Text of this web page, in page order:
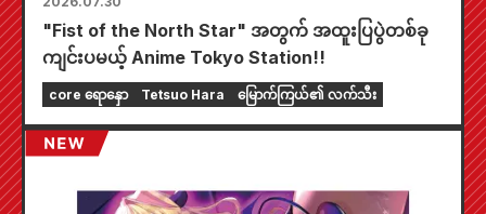
"Fist of the North Star" အတွက် အထူးပြပွဲတစ်ခု
ကျင်းပမယ့် Anime Tokyo Station!!
core ရောနှော Tetsuo Hara မြောက်ကြယ်၏ လက်သီး